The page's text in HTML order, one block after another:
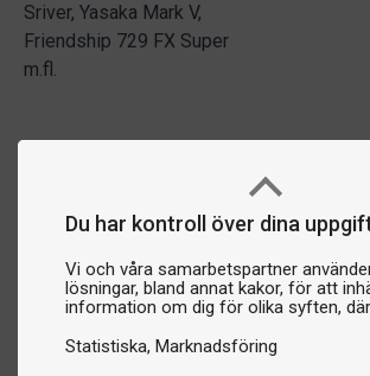
Du har kontroll över dina
Vi och våra samarbetspartner
lösningar, bland annat kakor, för att
information om dig för olika syften,
Statistiska Marknadsföring
Sriver, Yasaka Mark V,
Friendship 729 FX Super
m.fl.